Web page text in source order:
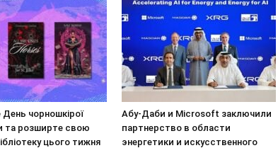
День чорношкірої
та розширте свою
цього тижня
Абу-Даби и Microsoft заключили
партнерство в области
энергетики и искусственного